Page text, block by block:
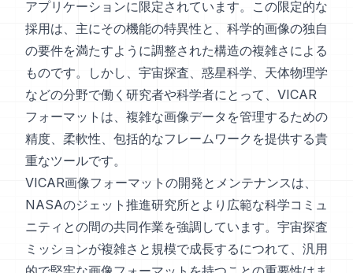
アプリケーションに限定されています。この限定的な
採用は、主にその機能の特異性と、科学的画像の独自
の要件を満たすように調整された構造の複雑さによる
ものです。しかし、宇宙探査、惑星科学、天体物理学
などの分野で働く研究者や科学者にとって、VICAR
フォーマットは、複雑な画像データを管理するための
精度、柔軟性、包括的なフレームワークを提供する貴
重なツールです。
VICAR画像フォーマットの開発とメンテナンスは、
NASAのジェット推進研究所とより広範な科学コミュ
ニティとの間の共同作業を強調しています。宇宙探査
ミッションが複雑さと規模で成長するにつれて、汎用